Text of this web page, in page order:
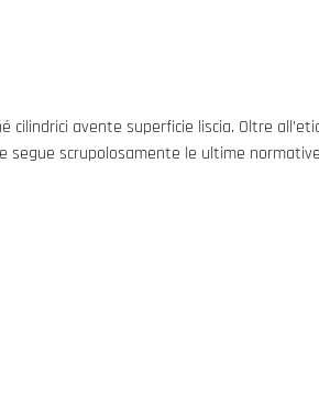
avente superficie liscia. Oltre
scrupolosamente le ultime